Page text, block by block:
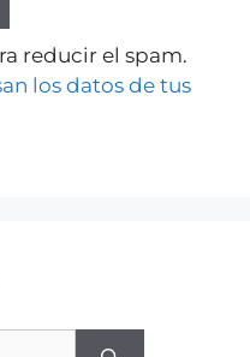
reducir el spam.
los datos de tus